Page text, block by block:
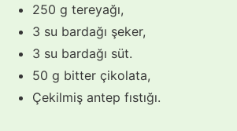
250 g tereyağı,
3 su bardağı şeker,
3 su bardağı süt.
50 g bitter çikolata,
Çekilmiş antep fıstığı.